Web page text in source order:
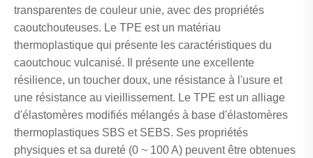
transparentes de couleur unie, avec des propriétés
caoutchouteuses. Le TPE est un matériau
thermoplastique qui présente les caractéristiques du
caoutchouc vulcanisé. Il présente une excellente
résilience, un toucher doux, une résistance à l'usure et
une résistance au vieillissement. Le TPE est un alliage
d'élastomères modifiés mélangés à base d'élastomères
thermoplastiques SBS et SEBS. Ses propriétés
physiques et sa dureté (0 ~ 100 A) peuvent être obtenues